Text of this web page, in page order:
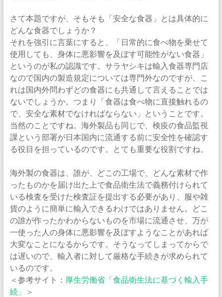
『サ
ラ
ヤ
シ
キ』
公
式
ブ
ロ
グ
さて本題ですが、そもそも「安全な食器」とは具体的に
どんな食器でしょうか？
それを強引に言葉にすると、「日常的に食べ物を乗せて
使用しても、身体に悪影響を及ぼす可能性がない食器」
というのが私の認識です。サラヤシキは輸入食器専門店
なので国内の製造規定については専門外なのですが、こ
れは国内外問わずどの食器にも共通して言えることでは
ないでしょうか。つまり「食器は食べ物に直接触れるの
で、安全な素材でなければならない」ということです。
当然のことですね。海外製品も同じで、検疫の食品監視
課という部署が日本国内に流通する前に安全性を確認す
る役目を担っているのです。とても重要な役割ですね。
海外製の食器は、誰が、どこの工場で、どんな素材で作
ったものかを届け出た上で食品衛生法で義務付けられて
いる検査を受けた検査証を提出する必要があり、服や雑
貨のように簡単に輸入できるわけではありません。どこ
の誰が作ったかわからないものを市場に流通させ、万が
一使った人の身体に悪影響を及ぼすようなことがあれば
大変なことになるからです。そうなってしまってからで
は遅いので、輸入者に対して厳格な手続きが求められて
いるのです。
＜参考サイト： 厚生労働省「食品衛生法に基づく輸入手
続」
＞